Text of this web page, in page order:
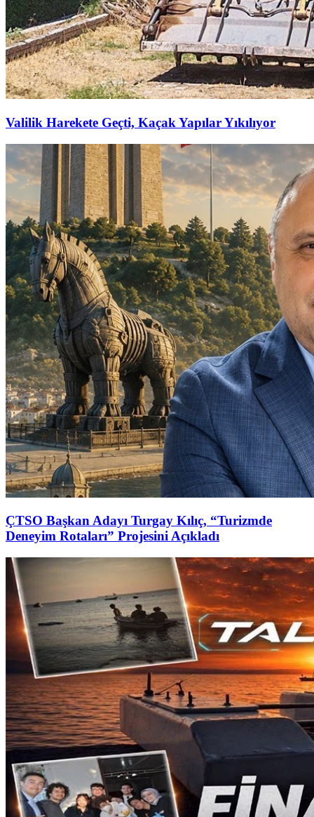
Valilik Harekete Geçti, Kaçak Yapılar Yıkılıyor
ÇTSO Başkan Adayı Turgay Kılıç, “Turizmde
Deneyim Rotaları” Projesini Açıkladı